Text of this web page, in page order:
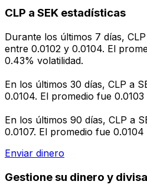
CLP a SEK estadísticas
Durante los últimos 7 días,
entre 0.0102 y 0.0104. El
0.43% volatilidad.
En los últimos 30 días, CLP a
0.0104. El promedio fue
En los últimos 90 días, CLP a
0.0107. El promedio fue
Enviar dinero
Gestione su dinero y